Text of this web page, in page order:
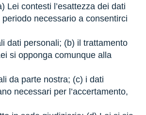
Lei contesti l’esattezza dei dati
necessario a consentirci
dati personali; (b) il trattamento
si opponga comunque alla
da parte nostra; (c) i dati
necessari per l’accertamento,